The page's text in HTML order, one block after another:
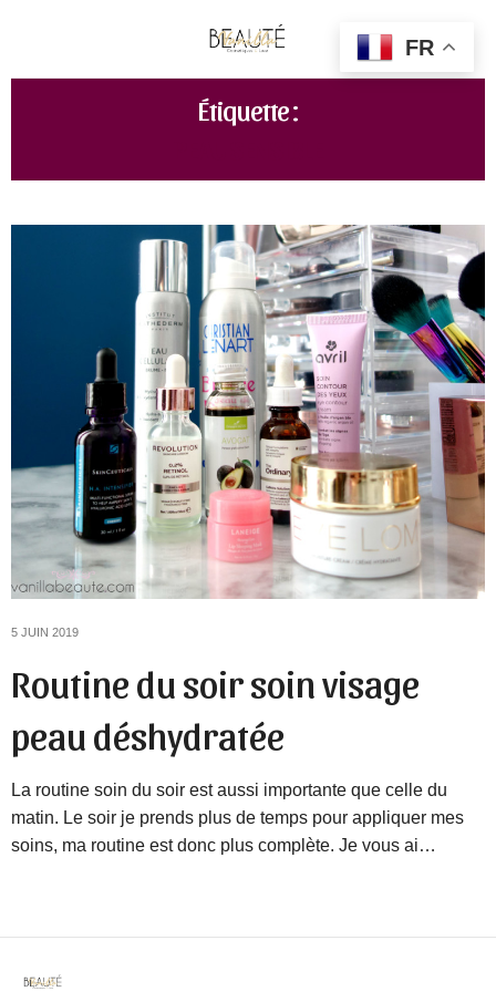
Étiquette :
5 JUIN 2019
Routine du soir soin visage
peau déshydratée
La routine soin du soir est aussi importante que celle du
matin. Le soir je prends plus de temps pour appliquer mes
soins, ma routine est donc plus complète. Je vous ai…
FR